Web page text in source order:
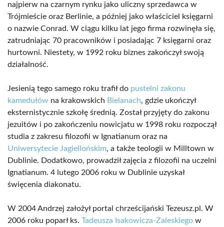
najpierw na czarnym rynku jako uliczny sprzedawca w
Trójmieście oraz Berlinie, a później jako właściciel księgarni
o nazwie Conrad. W ciągu kilku lat jego firma rozwinęła się,
zatrudniając 70 pracowników i posiadając 7 księgarni oraz
hurtowni. Niestety, w 1992 roku biznes zakończył swoją
działalność.
Jesienią tego samego roku trafił do pustelni zakonu
kamedułów na krakowskich Bielanach, gdzie ukończył
eksternistycznie szkołę średnią. Został przyjęty do zakonu
jezuitów i po zakończeniu nowicjatu w 1998 roku rozpoczął
studia z zakresu filozofii w Ignatianum oraz na
Uniwersytecie Jagiellońskim, a także teologii w Milltown w
Dublinie. Dodatkowo, prowadził zajęcia z filozofii na uczelni
Ignatianum. 4 lutego 2006 roku w Dublinie uzyskał
święcenia diakonatu.
W 2004 Andrzej założył portal chrześcijański Tezeusz.pl. W
2006 roku poparł ks. Tadeusza Isakowicza-Zaleskiego w